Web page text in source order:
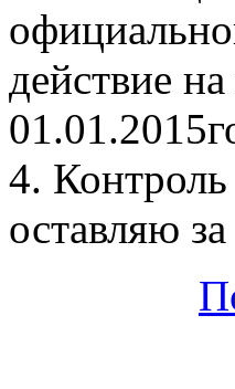
действие
4.
оставляю